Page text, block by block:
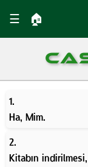
☰ 🏠
1.
Ha, Mim.
2.
Kitabın